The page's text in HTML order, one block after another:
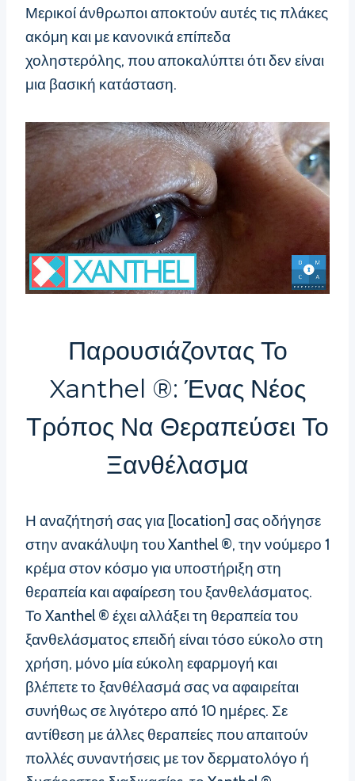
Μερικοί άνθρωποι αποκτούν αυτές τις πλάκες
ακόμη και με κανονικά επίπεδα
χοληστερόλης, που αποκαλύπτει ότι δεν είναι
μια βασική κατάσταση.
Παρουσιάζοντας Το
Xanthel ®: Ένας Νέος
Τρόπος Να Θεραπεύσει Το
Ξανθέλασμα
Η αναζήτησή σας για [location] σας οδήγησε
στην ανακάλυψη του Xanthel ®, την νούμερο 1
κρέμα στον κόσμο για υποστήριξη στη
θεραπεία και αφαίρεση του ξανθελάσματος.
Το Xanthel ® έχει αλλάξει τη θεραπεία του
ξανθελάσματος επειδή είναι τόσο εύκολο στη
χρήση, μόνο μία εύκολη εφαρμογή και
βλέπετε το ξανθέλασμά σας να αφαιρείται
συνήθως σε λιγότερο από 10 ημέρες. Σε
αντίθεση με άλλες θεραπείες που απαιτούν
πολλές συναντήσεις με τον δερματολόγο ή